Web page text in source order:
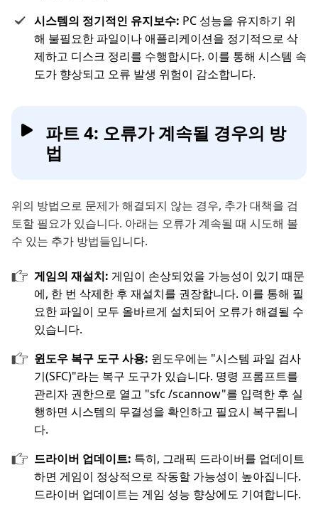
시스템의 정기적인 유지보수: PC 성능을 유지하기 위
해 불필요한 파일이나 애플리케이션을 정기적으로 삭
제하고 디스크 정리를 수행합시다. 이를 통해 시스템 속
도가 향상되고 오류 발생 위험이 감소합니다.
파트 4: 오류가 계속될 경우의 방
법
위의 방법으로 문제가 해결되지 않는 경우, 추가 대책을 검
토할 필요가 있습니다. 아래는 오류가 계속될 때 시도해 볼
수 있는 추가 방법들입니다.
게임의 재설치: 게임이 손상되었을 가능성이 있기 때문
에, 한 번 삭제한 후 재설치를 권장합니다. 이를 통해 필
요한 파일이 모두 올바르게 설치되어 오류가 해결될 수
있습니다.
윈도우 복구 도구 사용: 윈도우에는 "시스템 파일 검사
기(SFC)"라는 복구 도구가 있습니다. 명령 프롬프트를
관리자 권한으로 열고 "sfc /scannow"를 입력한 후 실
행하면 시스템의 무결성을 확인하고 필요시 복구됩니
다.
드라이버 업데이트: 특히, 그래픽 드라이버를 업데이트
하면 게임이 정상적으로 작동할 가능성이 높아집니다.
드라이버 업데이트는 게임 성능 향상에도 기여합니다.